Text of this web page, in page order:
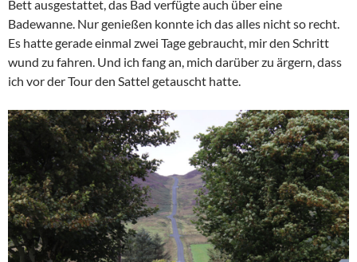
Bett ausgestattet, das Bad verfügte auch über eine
Badewanne. Nur genießen konnte ich das alles nicht so recht.
Es hatte gerade einmal zwei Tage gebraucht, mir den Schritt
wund zu fahren. Und ich fang an, mich darüber zu ärgern, dass
ich vor der Tour den Sattel getauscht hatte.